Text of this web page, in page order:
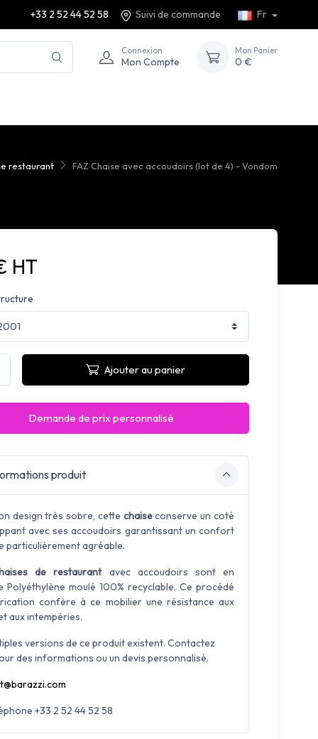
+33 2 52 44 52 58 Suivi de commande Fr
Connexion
Mon Compte
Mon Panier
0 €
restaurant FAZ Chaise avec accoudoirs (lot de 4) - Vondom
HT
Ajouter au panier
Demande de prix personnalisé
produit
design très sobre, cette chaiseconserve un coté
avec ses accoudoirs garantissant un confort
particulièrement agréable.
de restaurantavec accoudoirs sont en
Polyéthylène moulé 100% recyclable. Ce procédé
confère à ce mobilier une résistance aux
aux intempéries.
versions de ce produit existent. Contactez
des informations ou un devis personnalisé.
+33 2 52 44 52 58